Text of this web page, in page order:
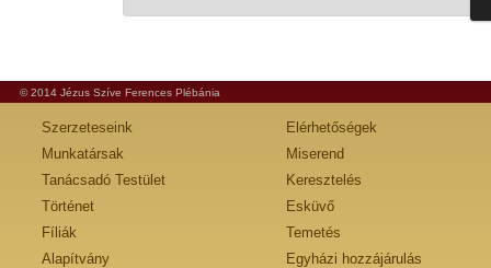
© 2014 Jézus Szíve Ferences Plébánia
Szerzeteseink
Munkatársak
Tanácsadó Testület
Történet
Fíliák
Alapítvány
Elérhetőségek
Miserend
Keresztelés
Esküvő
Temetés
Egyházi hozzájárulás